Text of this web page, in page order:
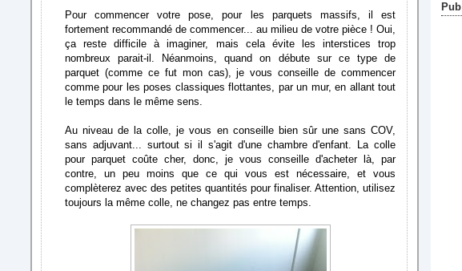
Pour commencer votre pose, pour les parquets massifs, il est
fortement recommandé de commencer... au milieu de votre pièce ! Oui,
ça reste difficile à imaginer, mais cela évite les interstices trop
nombreux parait-il. Néanmoins, quand on débute sur ce type de
parquet (comme ce fut mon cas), je vous conseille de commencer
comme pour les poses classiques flottantes, par un mur, en allant tout
le temps dans le même sens.
Au niveau de la colle, je vous en conseille bien sûr une sans COV,
sans adjuvant... surtout si il s'agit d'une chambre d'enfant. La colle
pour parquet coûte cher, donc, je vous conseille d'acheter là, par
contre, un peu moins que ce qui vous est nécessaire, et vous
complèterez avec des petites quantités pour finaliser. Attention, utilisez
toujours la même colle, ne changez pas entre temps.
Pub